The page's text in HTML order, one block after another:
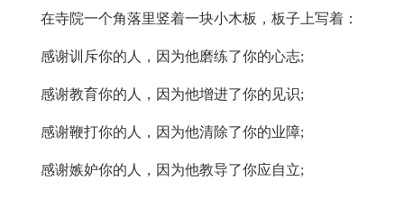
在寺院一个角落里竖着一块小木板，板子上写着：
感谢训斥你的人，因为他磨练了你的心志;
感谢教育你的人，因为他增进了你的见识;
感谢鞭打你的人，因为他清除了你的业障;
感谢嫉妒你的人，因为他教导了你应自立;